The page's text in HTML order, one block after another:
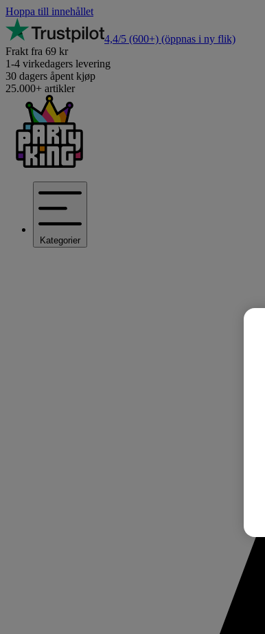
Hoppa till innehållet
4,4/5 (600+) (öppnas i ny flik)
Frakt fra 69 kr
1-4 virkedagers levering
30 dagers åpent kjøp
25.000+ artikler
Kategorier